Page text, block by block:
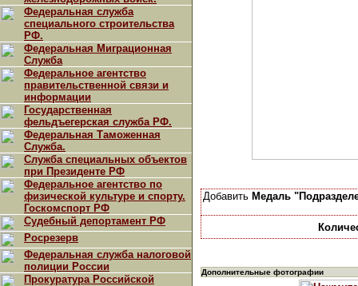
Федеральная служба
специального строительства
РФ.
Федеральная Миграционная
Служба
Федеральное агентство
правительственной связи и
информации
Государственная
фельдъегерская служба РФ.
Федеральная Таможенная
Служба.
Служба специальных объектов
при Президенте РФ
Федеральное агентство по
физической культуре и спорту.
Госкомспорт РФ
Судебный депортамент РФ
Росрезерв
Федеральная служба налоговой
полиции России
Прокуратура Российской
Добавить Медаль
Дополнительные фотографии